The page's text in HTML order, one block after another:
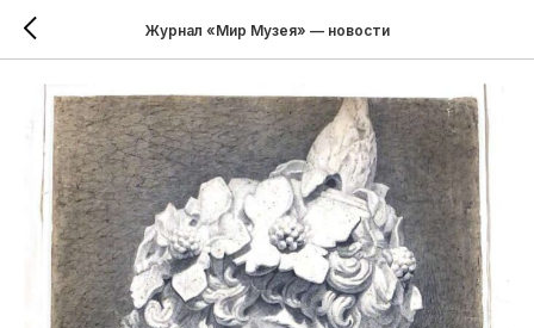
Журнал «Мир Музея» — новости